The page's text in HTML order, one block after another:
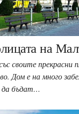
на
своите прекрасни
Дом е на много
да бъдат…